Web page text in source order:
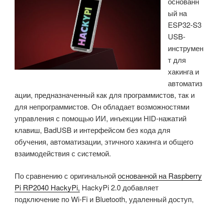
Thunderbolt
пропускной
способностью
Гбит/
и
практической
производительностью
до
7
ГБ/
ый на
ESP32-S3
USB-
инструмен
т для
хакинга и
автоматиз
ации, предназначенный как для программистов, так и
для непрограммистов. Он обладает возможностями
управления с помощью ИИ, инъекции HID-нажатий
клавиш, BadUSB и интерфейсом без кода для
обучения, автоматизации, этичного хакинга и общего
взаимодействия с системой.
По сравнению с оригинальнойоснованной на Raspberry
Pi RP2040 HackyPi, HackyPi 2.0 добавляет
подключение по Wi-Fi и Bluetooth, удаленный доступ,